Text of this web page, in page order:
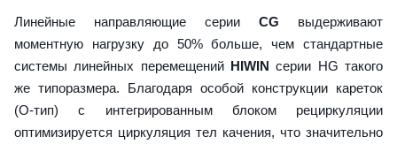
Линейные направляющие серии CG выдерживают
моментную нагрузку до 50% больше, чем стандартные
системы линейных перемещений HIWIN серии HG такого
же типоразмера. Благодаря особой конструкции кареток
(О-тип) с интегрированным блоком рециркуляции
оптимизируется циркуляция тел качения, что значительно